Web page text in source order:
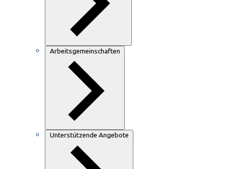
Arbeitsgemeinschaften
Unterstützende Angebote